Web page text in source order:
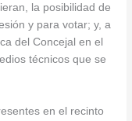
la posibilidad de
y para votar; y, a
del Concejal en el
técnicos que se
en el recinto